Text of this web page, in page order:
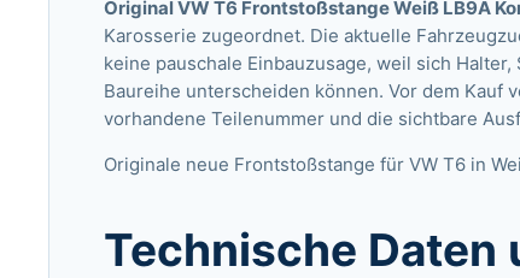
Original VW T6 Frontstoßstange Weiß LB9A
Karosserie zugeordnet. Die aktuelle
keine pauschale Einbauzusage, weil sich
Baureihe unterscheiden können. Vor dem Kauf
vorhandene Teilenummer und die sichtbare
Originale neue Frontstoßstange für VW T6 in
Technische